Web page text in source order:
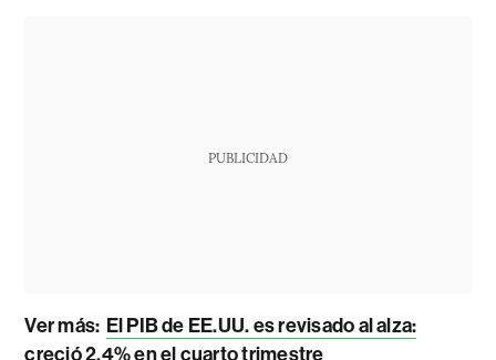
PUBLICIDAD
Ver más: El PIB de EE.UU. es revisado al alza:
creció 2,4% en el cuarto trimestre